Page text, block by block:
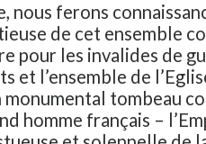
nous ferons
de cet ensemble
pour les invalides de
et l’ensemble de
monumental tombeau
homme français –